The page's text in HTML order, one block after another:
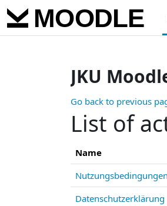
Skip to main content
JKU
Go back to previous
List of
Name
Nutzungsbedingungen
Datenschutzerklärung